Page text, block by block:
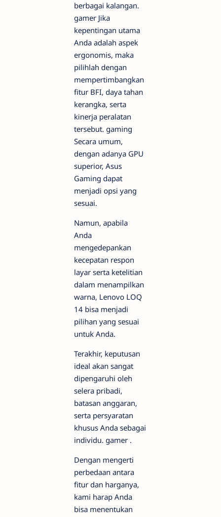
berbagai kalangan.
gamer Jika
kepentingan utama
Anda adalah aspek
ergonomis, maka
pilihlah dengan
mempertimbangkan
fitur BFI, daya tahan
kerangka, serta
kinerja peralatan
tersebut. gaming
Secara umum,
dengan adanya GPU
superior, Asus
Gaming dapat
menjadi opsi yang
sesuai.
Namun, apabila
Anda
mengedepankan
kecepatan respon
layar serta ketelitian
dalam menampilkan
warna, Lenovo LOQ
14 bisa menjadi
pilihan yang sesuai
untuk Anda.
Terakhir, keputusan
ideal akan sangat
dipengaruhi oleh
selera pribadi,
batasan anggaran,
serta persyaratan
khusus Anda sebagai
individu. gamer .
Dengan mengerti
perbedaan antara
fitur dan harganya,
kami harap Anda
bisa menentukan